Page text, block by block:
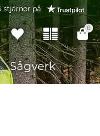
stjärnor på
0
Sågverk